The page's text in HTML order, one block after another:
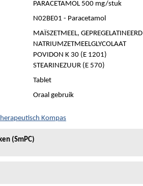
PARACETAMOL 500 mg/stuk
N02BE01 - Paracetamol
MAÏSZETMEEL, GEPREGELATINEERD
NATRIUMZETMEELGLYCOLAAT
POVIDON K 30 (E 1201)
STEARINEZUUR (E 570)
Tablet
Oraal gebruik
Kompas
(SmPC)